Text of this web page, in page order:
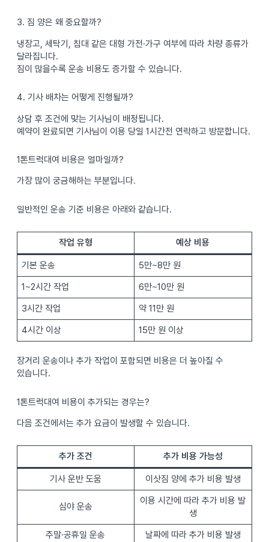
3. 짐 양은 왜 중요할까?
냉장고, 세탁기, 침대 같은 대형 가전·가구 여부에 따라 차량 종류가
달라집니다.
짐이 많을수록 운송 비용도 증가할 수 있습니다.
4. 기사 배차는 어떻게 진행될까?
상담 후 조건에 맞는 기사님이 배정됩니다.
예약이 완료되면 기사님이 이용 당일 1시간전 연락하고 방문합니다.
1톤트럭대여 비용은 얼마일까?
가장 많이 궁금해하는 부분입니다.
일반적인 운송 기준 비용은 아래와 같습니다.
작업 유형 예상 비용
기본 운송
5만~8만 원
1~2시간 작업
6만~10만 원
3시간 작업
약 11만 원
4시간 이상
15만 원 이상
장거리 운송이나 추가 작업이 포함되면 비용은 더 높아질 수
있습니다.
1톤트럭대여 비용이 추가되는 경우는?
다음 조건에서는 추가 요금이 발생할 수 있습니다.
추가 조건 추가 비용 가능성
기사 운반 도움 이삿짐 양에 추가 비용 발생
심야 운송
이용 시간에 따라 추가 비용 발
생
주말·공휴일 운송
날짜에 따라 추가 비용 발생